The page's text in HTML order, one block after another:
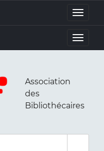
Toggle
Toggle
Association
des
Bibliothécaires